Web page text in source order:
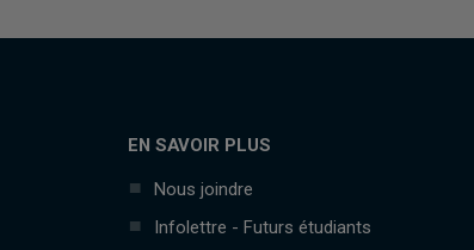
EN SAVOIR PLUS
Nous joindre
Infolettre - Futurs étudiants